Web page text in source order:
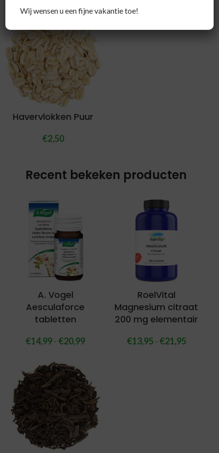
Havervlokken Puur
€2,50
Recent bekeken producten
A. Vogel
Aesculaforce
tabletten
€14,99- €20,99
RoelVital
Magnesium citraat
200 mg elementair
€13,95 - €21,95
Wij wensen u een fijne vakantie toe!